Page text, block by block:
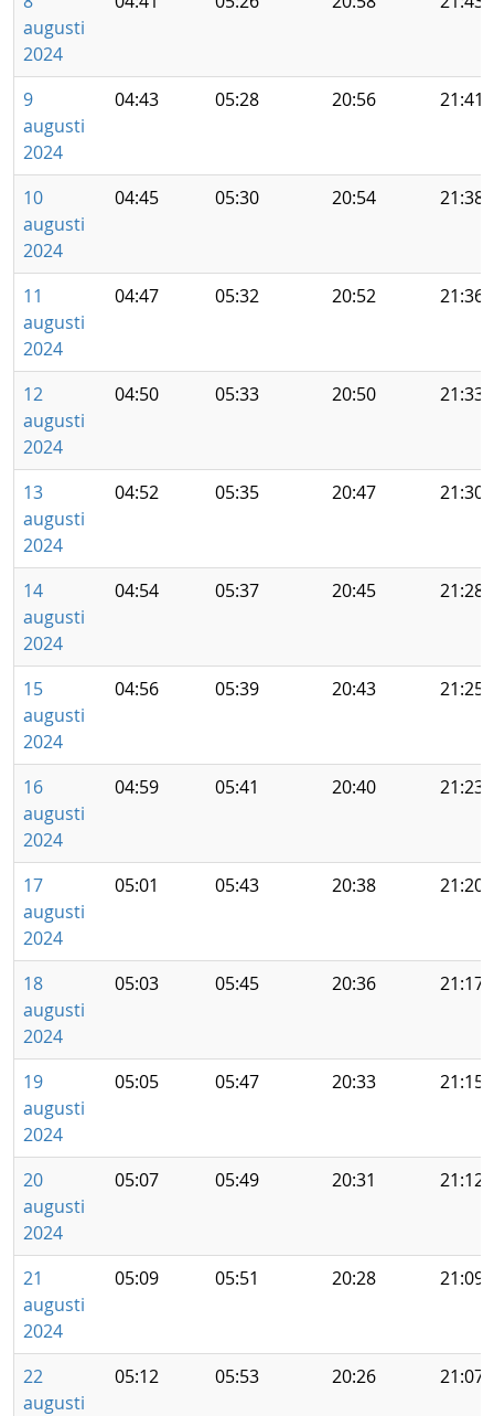
augusti
2024
9
augusti
2024
04:43 05:28 20:56 21:41
10
augusti
2024
04:45 05:30 20:54 21:38
11
augusti
2024
04:47 05:32 20:52 21:36
12
augusti
2024
04:50 05:33 20:50 21:33
13
augusti
2024
04:52 05:35 20:47 21:30
14
augusti
2024
04:54 05:37 20:45 21:28
15
augusti
2024
04:56 05:39 20:43 21:25
16
augusti
2024
04:59 05:41 20:40 21:23
17
augusti
2024
05:01 05:43 20:38 21:20
18
augusti
2024
05:03 05:45 20:36 21:17
19
augusti
2024
05:05 05:47 20:33 21:15
20
augusti
2024
05:07 05:49 20:31 21:12
21
augusti
2024
05:09 05:51 20:28 21:09
22
augusti
05:12 05:53 20:26 21:07